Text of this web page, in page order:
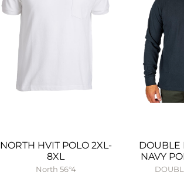
NORTH HVIT POLO 2XL-
8XL
North 56°4
DOUBLE
NAVY